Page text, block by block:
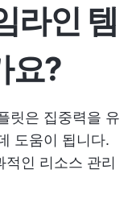
라인 템
요?
릿은 집중력을 유
도움이 됩니다.
적인 리소스 관리